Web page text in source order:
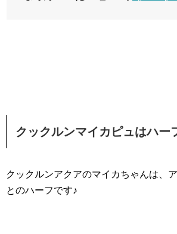
クックルンマイカピュはハー
クックルンアクアのマイカちゃんは、
とのハーフです♪